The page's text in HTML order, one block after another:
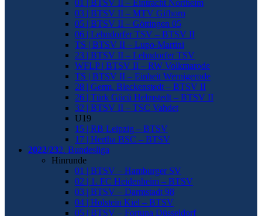
01 | BTSV II – Eintracht Northeim
03 | BTSV II – MTV Gifhorn
05 | BTSV II – Göttingen 05
06 | Lehndorfer TSV – BTSV II
TS | BTSV II – Lupo-Martini
23 | BTSV II – Lehndorfer TSV
WFLP | BTSV II – RW Volkmarode
TS | BTSV II – Einheit Wernigerode
28 | Germ. Bleckenstedt – BTSV II
26 | Türk Gücü Helmstedt – BTSV II
32 | BTSV II – TSC Vahdet
U19
15 | RB Leipzig – BTSV
17 | Hertha BSC – BTSV
2022/232. Bundesliga
Hinrunde
01 | BTSV – Hamburger SV
02 | 1. FC Heidenheim – BTSV
03 | BTSV – Darmstadt 98
04 | Holstein Kiel – BTSV
05 | BTSV – Fortuna Düsseldorf